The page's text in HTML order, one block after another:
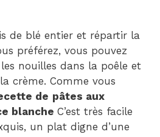
de blé entier et répartir la
préférez, vous pouvez
nouilles dans la poêle et
crème. Comme vous
de pâtes aux
blanche C’est très facile
un plat digne d’une